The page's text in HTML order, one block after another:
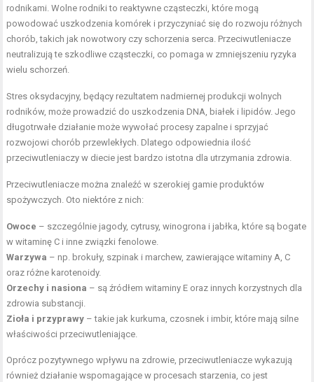
rodnikami. Wolne rodniki to reaktywne cząsteczki, które mogą
powodować uszkodzenia komórek i przyczyniać się do rozwoju różnych
chorób, takich jak nowotwory czy schorzenia serca. Przeciwutleniacze
neutralizują te szkodliwe cząsteczki, co pomaga w zmniejszeniu ryzyka
wielu schorzeń.
Stres oksydacyjny, będący rezultatem nadmiernej produkcji wolnych
rodników, może prowadzić do uszkodzenia DNA, białek i lipidów. Jego
długotrwałe działanie może wywołać procesy zapalne i sprzyjać
rozwojowi chorób przewlekłych. Dlatego odpowiednia ilość
przeciwutleniaczy w diecie jest bardzo istotna dla utrzymania zdrowia.
Przeciwutleniacze można znaleźć w szerokiej gamie produktów
spożywczych. Oto niektóre z nich:
Owoce – szczególnie jagody, cytrusy, winogrona i jabłka, które są bogate
w witaminę C i inne związki fenolowe.
Warzywa – np. brokuły, szpinak i marchew, zawierające witaminy A, C
oraz różne karotenoidy.
Orzechy i nasiona – są źródłem witaminy E oraz innych korzystnych dla
zdrowia substancji.
Zioła i przyprawy – takie jak kurkuma, czosnek i imbir, które mają silne
właściwości przeciwutleniające.
Oprócz pozytywnego wpływu na zdrowie, przeciwutleniacze wykazują
również działanie wspomagające w procesach starzenia, co jest